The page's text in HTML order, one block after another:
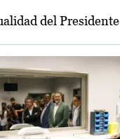
del Presidente